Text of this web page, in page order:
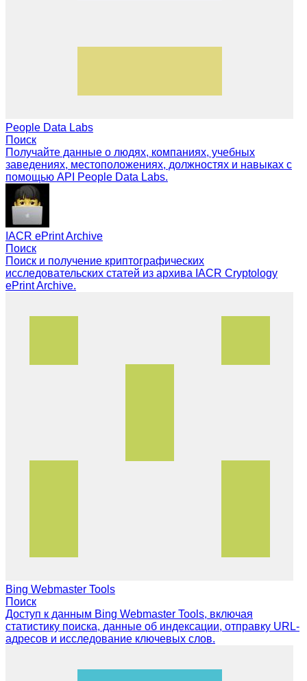
People Data Labs
Поиск
Получайте данные о людях, компаниях, учебных
заведениях, местоположениях, должностях и навыках с
помощью API People Data Labs.
IACR ePrint Archive
Поиск
Поиск и получение криптографических
исследовательских статей из архива IACR Cryptology
ePrint Archive.
Bing Webmaster Tools
Поиск
Доступ к данным Bing Webmaster Tools, включая
статистику поиска, данные об индексации, отправку URL-
адресов и исследование ключевых слов.